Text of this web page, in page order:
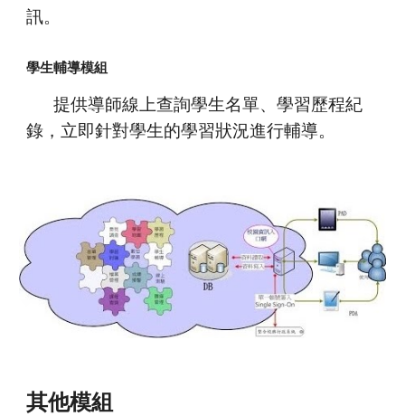
訊。
學生輔導模組
提供導師線上查詢學生名單、學習歷程紀
錄，立即針對學生的學習狀況進行輔導。
其他模組